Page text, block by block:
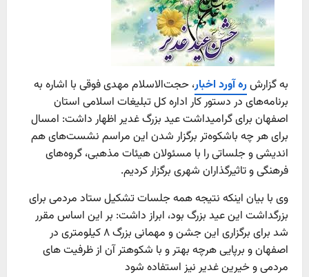
به گزارشره آورد اخبار، حجت‌الاسلام مهدی فوقی با اشاره به
برنامه‌های در دستور کار اداره کل تبلیغات اسلامی استان
اصفهان برای گرامیداشت عید بزرگ غدیر اظهار داشت: امسال
برای هر چه باشکوه‌تر برگزار شدن این مراسم نشست‌های هم
اندیشی و جلساتی را با مسئولان هیئات مذهبی، گروه‌های
فرهنگی و تاثیرگذاران شهری برگزار کردیم.
وی با بیان اینکه نتیجه همه جلسات تشکیل ستاد مردمی برای
بزرگداشت این عید بزرگ بود، ابراز داشت: بر این اساس مقرر
شد برای برگزاری این جشن و مهمانی بزرگ ۸ کیلومتری در
اصفهان و برپایی هرچه بهتر و با شکوهتر آن از ظرفیت های
مردمی و خیرین غدیر نیز استفاده شود